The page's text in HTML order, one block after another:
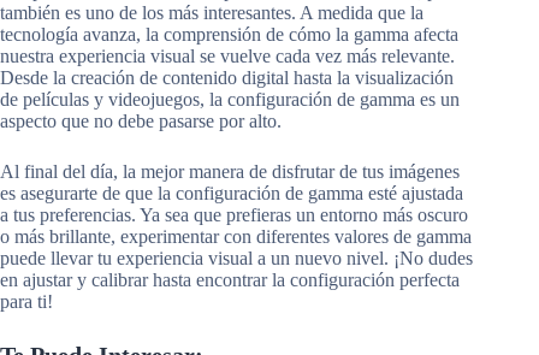
también es uno de los más interesantes. A medida que la
tecnología avanza, la comprensión de cómo la gamma afecta
nuestra experiencia visual se vuelve cada vez más relevante.
Desde la creación de contenido digital hasta la visualización
de películas y videojuegos, la configuración de gamma es un
aspecto que no debe pasarse por alto.
Al final del día, la mejor manera de disfrutar de tus imágenes
es asegurarte de que la configuración de gamma esté ajustada
a tus preferencias. Ya sea que prefieras un entorno más oscuro
o más brillante, experimentar con diferentes valores de gamma
puede llevar tu experiencia visual a un nuevo nivel. ¡No dudes
en ajustar y calibrar hasta encontrar la configuración perfecta
para ti!